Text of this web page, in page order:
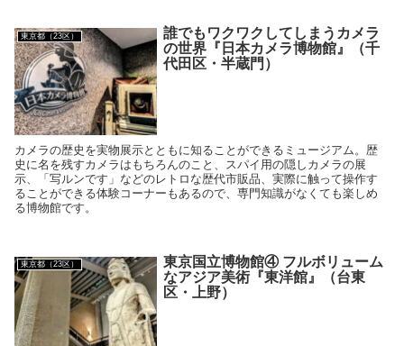
東京都（23区）
誰でもワクワクしてしまうカメラ
の世界『日本カメラ博物館』（千
代田区・半蔵門）
カメラの歴史を実物展示とともに知ることができるミュージアム。歴
史に名を残すカメラはもちろんのこと、スパイ用の隠しカメラの展
示、「写ルンです」などのレトロな歴代市販品、実際に触って操作す
ることができる体験コーナーもあるので、専門知識がなくても楽しめ
る博物館です。
東京都（23区）
東京国立博物館④ フルボリューム
なアジア美術『東洋館』（台東
区・上野）